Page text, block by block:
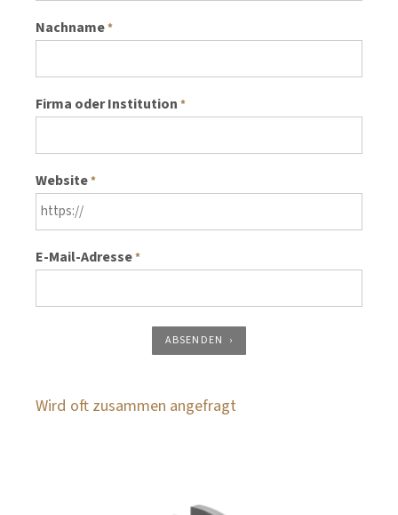
Nachname*
Firma oder Institution *
Website*
E-Mail-Adresse*
ABSENDEN
Wird oft zusammen angefragt